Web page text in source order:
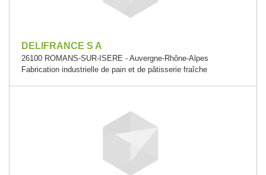
DELIFRANCE S A
26100 ROMANS-SUR-ISERE - Auvergne-Rhône-Alpes
Fabrication industrielle de pain et de pâtisserie fraîche